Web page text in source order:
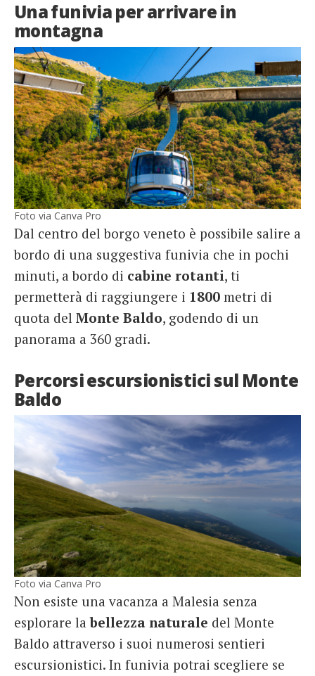
Una funivia per arrivare in
montagna
Foto via Canva Pro
Dal centro del borgo veneto è possibile salire a
bordo di una suggestiva funivia che in pochi
minuti, a bordo di cabine rotanti, ti
permetterà di raggiungere i 1800 metri di
quota del Monte Baldo, godendo di un
panorama a 360 gradi.
Percorsi escursionistici sul Monte
Baldo
Foto via Canva Pro
Non esiste una vacanza a Malesia senza
esplorare labellezza naturale del Monte
Baldo attraverso i suoi numerosi sentieri
escursionistici. In funivia potrai scegliere se